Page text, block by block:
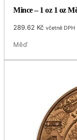
Mince – 1 oz 1 oz
289.62 Kč včetně DPH
Měď